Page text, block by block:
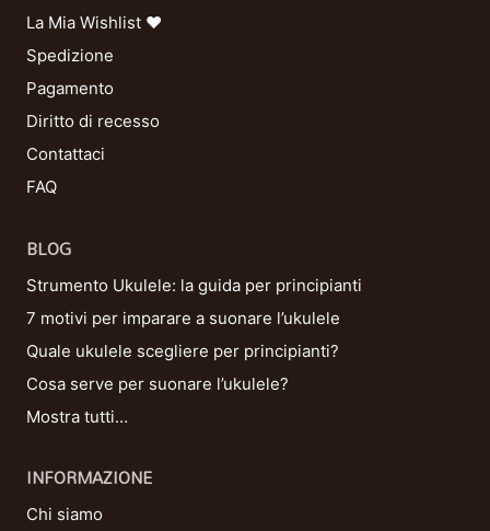
La Mia Wishlist ❤
Spedizione
Pagamento
Diritto di recesso
Contattaci
FAQ
BLOG
Strumento Ukulele: la guida per principianti
7 motivi per imparare a suonare l’ukulele
Quale ukulele scegliere per principianti?
Cosa serve per suonare l’ukulele?
Mostra tutti…
INFORMAZIONE
Chi siamo